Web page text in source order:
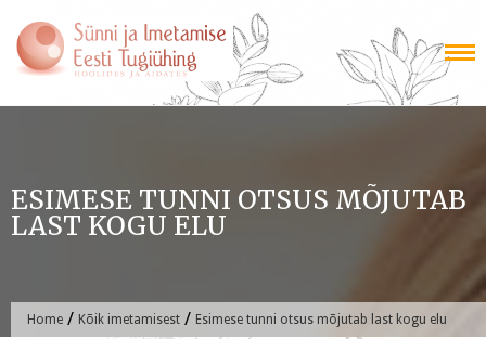
content
ESIMESE TUNNI OTSUS MÕJUTAB
LAST KOGU ELU
Home / Kõik imetamisest / Esimese tunni otsus mõjutab last kogu elu